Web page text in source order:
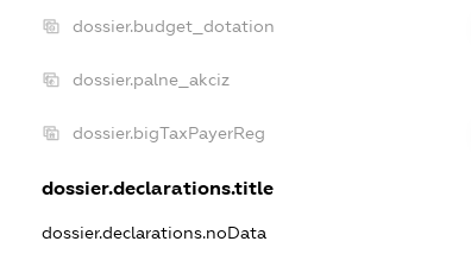
dossier.budget_dotation
dossier.palne_akciz
dossier.bigTaxPayerReg
dossier.declarations.title
dossier.declarations.noData